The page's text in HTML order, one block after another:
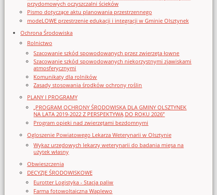
przydomowych oczyszczalni ścieków
Pismo dotyczące aktu planowania przestrzennego
modeLOWE przestrzenie edukacji i integracji w Gminie Olsztynek
Ochrona Środowiska
Rolnictwo
Szacowanie szkód spowodowanych przez zwierzęta łowne
Szacowanie szkód spowodowanych niekorzystnymi zjawiskami
atmosferycznymi
Komunikaty dla rolników
Zasady stosowania środków ochrony roślin
PLANY I PROGRAMY
„PROGRAM OCHRONY ŚRODOWISKA DLA GMINY OLSZTYNEK
NA LATA 2019-2022 Z PERSPEKTYWĄ DO ROKU 2026”
Program opieki nad zwierzętami bezdomnymi
Ogloszenie Powiatowego Lekarza Weterynarii w Olsztynie
Wykaz urzędowych lekarzy weterynarii do badania mięsa na
użytek własny
Obwieszczenia
DECYZJE ŚRODOWISKOWE
Eurotter Logistyka - Stacja paliw
Farma fotowoltaiczna Waplewo